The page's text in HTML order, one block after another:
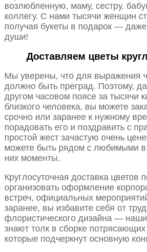
возлюбленную, маму, сестру,
коллегу. С нами тысячи женщин
получая букеты в подарок — даже
души!
Доставляем цветы
Мы уверены, что для выражения
должно быть преград. Поэтому,
другом часовом поясе за тысячи
близкого человека, вы можете
срочно или заранее к нужному
порадовать его и поздравить с
простой жест зачастую очень
можете быть рядом с любимыми
них моменты.
Круглосуточная доставка цветов
организовать оформление
встреч, официальных
заранее, вы избавите себя от
флористического дизайна — наши
знают толк в сборке
которые подчеркнут основную